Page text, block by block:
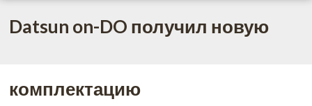
Datsun on-DO получил новую
комплектацию